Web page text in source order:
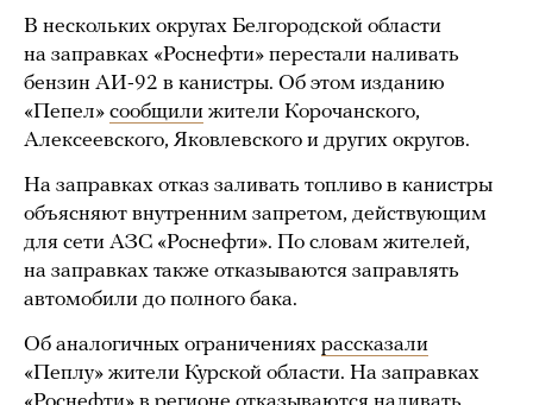
В нескольких округах Белгородской области
на заправках «Роснефти» перестали наливать
бензин АИ-92 в канистры. Об этом изданию
«Пепел» сообщили жители Корочанского,
Алексеевского, Яковлевского и других округов.
На заправках отказ заливать топливо в канистры
объясняют внутренним запретом, действующим
для сети АЗС «Роснефти». По словам жителей,
на заправках также отказываются заправлять
автомобили до полного бака.
Об аналогичных ограничениях рассказали
«Пеплу» жители Курской области. На заправках